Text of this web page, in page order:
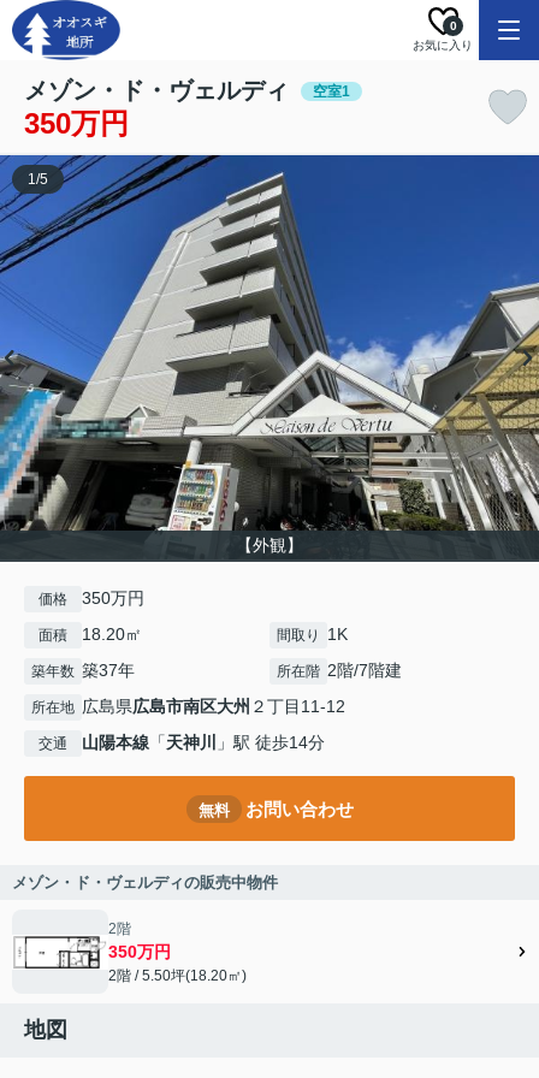
お気に入り
0
メゾン・ド・ヴェルディ 空室1
350万円
【外観】
1/5
価格 350万円
面積 18.20㎡ 間取り 1K
築年数 築37年 所在階 2階/7階建
所在地 広島県広島市南区大州 ２丁目11-12
交通 山陽本線 「天神川 」駅 徒歩14分
無料 お問い合わせ
メゾン・ド・ヴェルディの販売中物件
2階
350万円
2階 / 5.50坪(18.20㎡)
地図